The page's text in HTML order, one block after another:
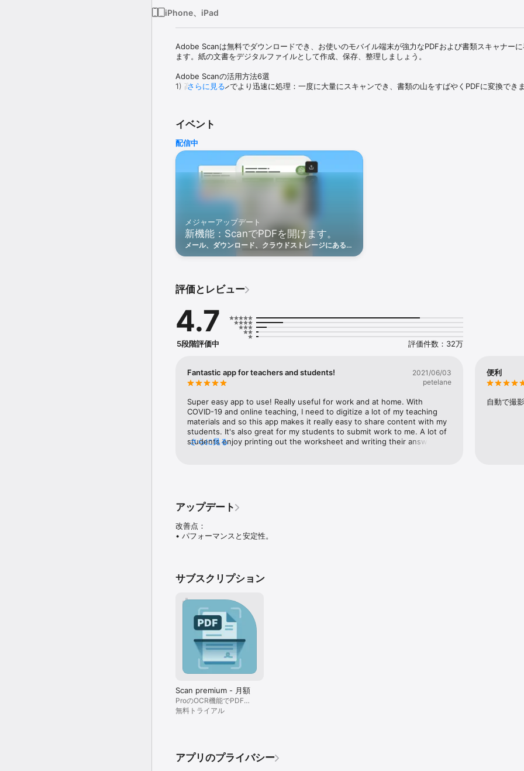
iPhone、iPad
Adobe Scanは無料でダウンロードでき、お使いのモバイル端末が強力なPDFおよび書類スキャナーに
ます。紙の文書をデジタルファイルとして作成、保存、整理しましょう。
Adobe Scanの活用方法6選
1) 高速スキャンでより迅速に処理：一度に大量にスキャンでき、書類の山をすばやくPDFに変換できま
PDFやJPEGに変換できます。
4) ページ抽出ツールを使用して、複数ページのスキャン画像から必要なページを選択し、新しいPDF
できます。
能な状態にします。
6) あらゆるものをスキャン：領収書、身分証明書、メモ、レシピ、写真、名刺、ホワイトボードなど
キャンしてPDFまたはJPEGファイルに変換し、スマートフォン、タブレット、パソコンで編集可能な
す。
て写っていなくても補正が可能です。
• 高度なスキャニング技術が境界を検出し、内容を鮮明にすることで、スキャン画像を編集可能かつ検
スキャンデータの強化
• テキスト編集機能により、印字された文字や手書きテキストをスキャンして編集できます。
• 修正ツールで、スキャン画像のトリミング、回転、サイズ変更、色調調整が可能です。
書類を整理
ォルダーを作成できます。
• 名刺の連絡先情報を直接取り込み、数秒でスマートフォンの連絡先へ保存できます。
• スキャン画像は自動的にAdobe Document Cloudに保存され、即座にアクセスや共有が可能です。
• 重要なスキャンを送信する際に、パスワードを設定して保護できます。
• アプリを離れることなくAdobe Scanで直接PDFを開くことができ、変更、編集、共有などのツール
ます。
• スキャンした契約書や学習ノートなどの画像からテキストの抽出が可能な高品質なPDFを作成し、コ
集、再利用が可能になります。
• Acrobat ReaderでPDFスキャンを開き、コメントの追加、ハイライト、フォーム入力、文書への署
す。
アプリ内購入
• さらに強力なスキャン機能をご利用いただくには、サブスクリプションをご購入ください。サブスク
はAdobe ScanおよびReaderモバイルアプリ、ならびにAcrobatウェブ版でご利用いただけます。
• 複数のスキャンを1つのファイルに結合して、1つの文書として一元管理できます。
• OCR処理容量が5ページから100ページに増え、複数の画像からテキストを検索できるようになります
無料のモバイルスキャナーをダウンロードして、大切な写真や書類をPDFまたはJPEGファイルに変換
利用規約：
お客様による本アプリケーションの使用には、アドビ基本利用条件
さらに見る
イベント
配信中
メジャーアップデート
新機能：ScanでPDFを開けます。
メール、ダウンロード、クラウドストレージにあるフ
評価とレビュー
4.7
5段階評価中 評価件数：32万
Fantastic app for teachers and students!
2021/06/03
petelane
Super easy app to use! Really useful for work and at home. With
COVID-19 and online teaching, I need to digitize a lot of my teaching
materials and so this app makes it really easy to share content with my
students. It's also great for my students to submit work to me. A lot of
students enjoy printing out the worksheet and writing their answers on
さらに見る
便利
自動で撮
アップデート
改善点：
• パフォーマンスと安定性。
サブスクリプション
Scan premium - 月額
ProのOCR機能でPDFを
編集、変換＆結合できま
無料トライアル
アプリのプライバシー